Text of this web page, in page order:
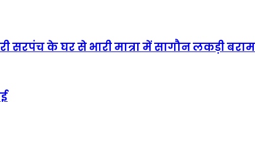
सरपंच के घर से भारी मात्रा में सागौन लकड़ी